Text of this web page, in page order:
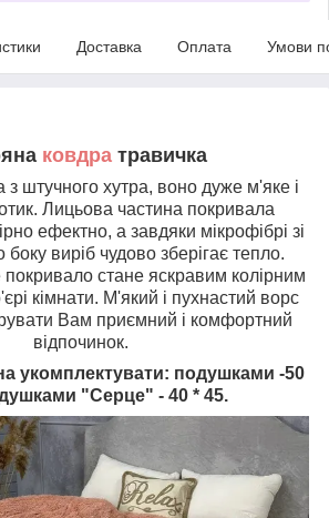
Доставка Оплата Умови
ковдра травичка
з штучного хутра, воно дуже м'яке і
Лицьова частина покривала
ефектно, а завдяки мікрофібрі зі
виріб чудово зберігає тепло.
покривало стане яскравим колірним
кімнати. М'який і пухнастий ворс
Вам приємний і комфортний
відпочинок.
укомплектувати: подушками -50
"Серце" - 40 * 45.